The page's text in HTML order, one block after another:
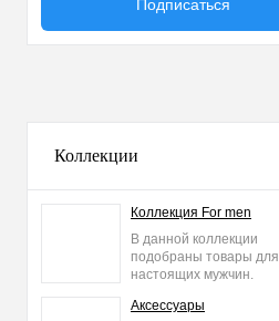
Коллекции
Коллекция For men
В данной коллекции
подобраны товары для
настоящих мужчин.
Аксессуары